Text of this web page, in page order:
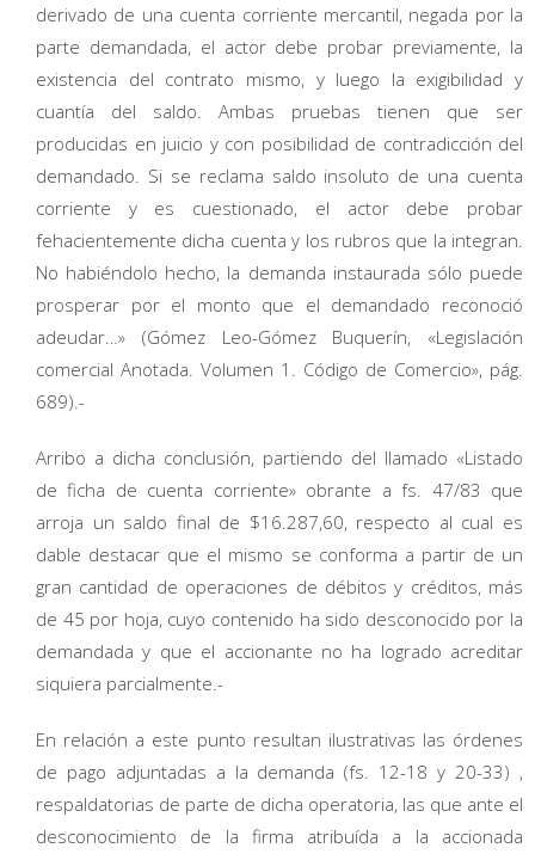
derivado de una cuenta corriente mercantil, negada por la
parte demandada, el actor debe probar previamente, la
existencia del contrato mismo, y luego la exigibilidad y
cuantía del saldo. Ambas pruebas tienen que ser
producidas en juicio y con posibilidad de contradicción del
demandado. Si se reclama saldo insoluto de una cuenta
corriente y es cuestionado, el actor debe probar
fehacientemente dicha cuenta y los rubros que la integran.
No habiéndolo hecho, la demanda instaurada sólo puede
prosperar por el monto que el demandado reconoció
adeudar…» (Gómez Leo-Gómez Buquerín, «Legislación
comercial Anotada. Volumen 1. Código de Comercio», pág.
689).-
Arribo a dicha conclusión, partiendo del llamado «Listado
de ficha de cuenta corriente» obrante a fs. 47/83 que
arroja un saldo final de $16.287,60, respecto al cual es
dable destacar que el mismo se conforma a partir de un
gran cantidad de operaciones de débitos y créditos, más
de 45 por hoja, cuyo contenido ha sido desconocido por la
demandada y que el accionante no ha logrado acreditar
siquiera parcialmente.-
En relación a este punto resultan ilustrativas las órdenes
de pago adjuntadas a la demanda (fs. 12-18 y 20-33) ,
respaldatorias de parte de dicha operatoria, las que ante el
desconocimiento de la firma atribuída a la accionada